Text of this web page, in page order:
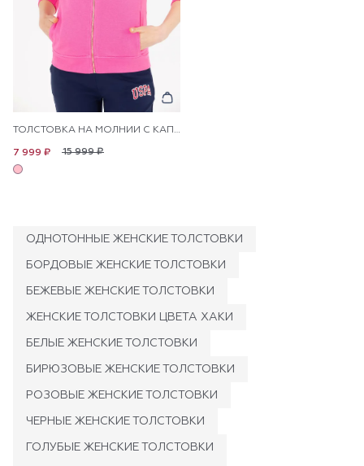
ТОЛСТОВКА НА МОЛНИИ С КАПЮШОНОМ
15 999 ₽
7 999 ₽
ОДНОТОННЫЕ ЖЕНСКИЕ ТОЛСТОВКИ
БОРДОВЫЕ ЖЕНСКИЕ ТОЛСТОВКИ
БЕЖЕВЫЕ ЖЕНСКИЕ ТОЛСТОВКИ
ЖЕНСКИЕ ТОЛСТОВКИ ЦВЕТА ХАКИ
БЕЛЫЕ ЖЕНСКИЕ ТОЛСТОВКИ
БИРЮЗОВЫЕ ЖЕНСКИЕ ТОЛСТОВКИ
РОЗОВЫЕ ЖЕНСКИЕ ТОЛСТОВКИ
ЧЕРНЫЕ ЖЕНСКИЕ ТОЛСТОВКИ
ГОЛУБЫЕ ЖЕНСКИЕ ТОЛСТОВКИ